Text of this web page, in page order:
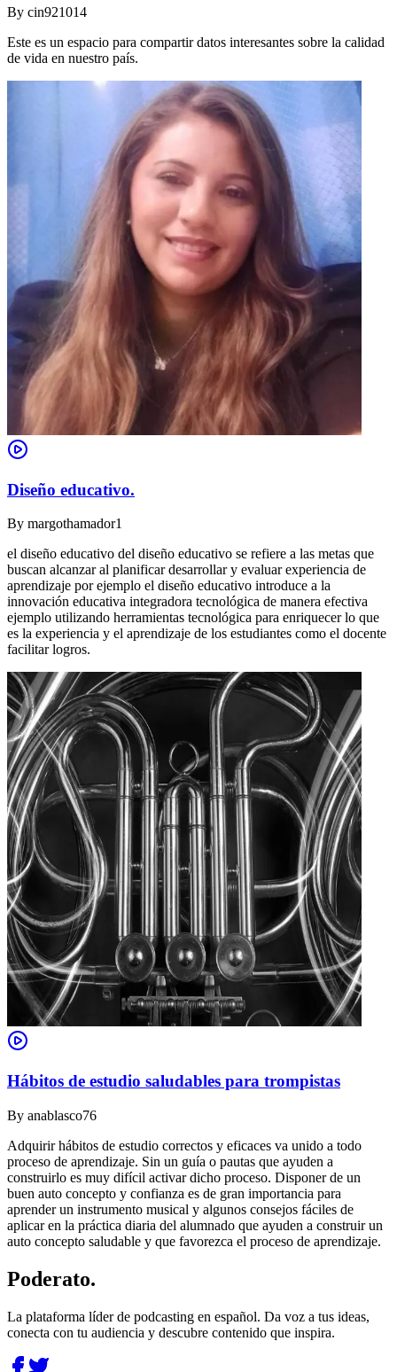
By cin921014
Este es un espacio para compartir datos interesantes sobre la calidad
de vida en nuestro país.
Diseño educativo.
By margothamador1
el diseño educativo del diseño educativo se refiere a las metas que
buscan alcanzar al planificar desarrollar y evaluar experiencia de
aprendizaje por ejemplo el diseño educativo introduce a la
innovación educativa integradora tecnológica de manera efectiva
ejemplo utilizando herramientas tecnológica para enriquecer lo que
es la experiencia y el aprendizaje de los estudiantes como el docente
facilitar logros.
Hábitos de estudio saludables para trompistas
By anablasco76
Adquirir hábitos de estudio correctos y eficaces va unido a todo
proceso de aprendizaje. Sin un guía o pautas que ayuden a
construirlo es muy difícil activar dicho proceso. Disponer de un
buen auto concepto y confianza es de gran importancia para
aprender un instrumento musical y algunos consejos fáciles de
aplicar en la práctica diaria del alumnado que ayuden a construir un
auto concepto saludable y que favorezca el proceso de aprendizaje.
Poderato.
La plataforma líder de podcasting en español. Da voz a tus ideas,
conecta con tu audiencia y descubre contenido que inspira.